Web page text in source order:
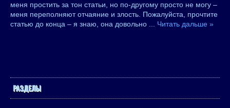
меня простить за тон статьи, но по-другому просто не могу –
меня переполняют отчаяние и злость. Пожалуйста, прочтите
статью до конца – я знаю, она довольно
Читать дальше »
РАЗДЕЛЫ